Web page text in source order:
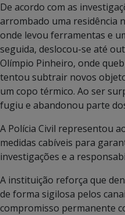
De acordo com as
arrombado uma residência
onde levou ferramentas e
seguida, deslocou-se até
Olímpio Pinheiro, onde
tentou subtrair novos
um copo térmico. Ao ser
fugiu e abandonou parte
A Polícia Civil representou
medidas cabíveis para
investigações e a
A instituição reforça que
de forma sigilosa pelos
compromisso permanente